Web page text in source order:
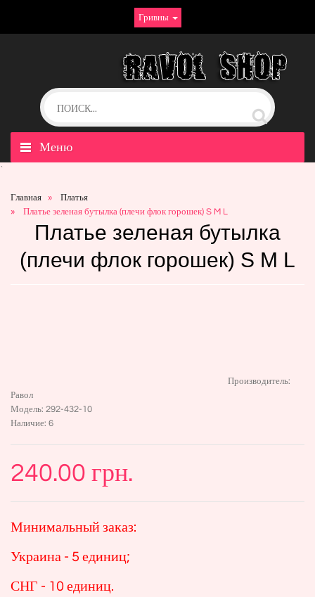
Гривны
Меню
`
Главная
Платья
Платье зеленая бутылка (плечи флок горошек) S M L
Платье зеленая бутылка
(плечи флок горошек) S M L
Производитель:
Равол
Модель: 292-432-10
Наличие: 6
240.00 грн.
Минимальный заказ:
Украина - 5 единиц;
СНГ - 10 единиц.